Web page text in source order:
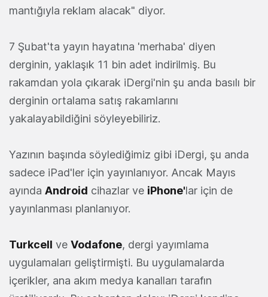
mantığıyla reklam alacak" diyor.
7 Şubat'ta yayın hayatına 'merhaba' diyen
derginin, yaklaşık 11 bin adet indirilmiş. Bu
rakamdan yola çıkarak iDergi'nin şu anda basılı bir
derginin ortalama satış rakamlarını
yakalayabildiğini söyleyebiliriz.
Yazının başında söylediğimiz gibi iDergi, şu anda
sadece iPad'ler için yayınlanıyor. Ancak Mayıs
ayında Android cihazlar ve iPhone'lar için de
yayınlanması planlanıyor.
Turkcell ve Vodafone, dergi yayımlama
uygulamaları geliştirmişti. Bu uygulamalarda
içerikler, ana akım medya kanalları tarafın